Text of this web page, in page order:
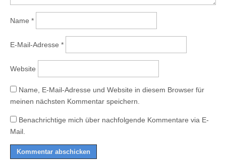
Name *
E-Mail-Adresse *
Website
Name, E-Mail-Adresse und Website in diesem Browser für
meinen nächsten Kommentar speichern.
Benachrichtige mich über nachfolgende Kommentare via E-
Mail.